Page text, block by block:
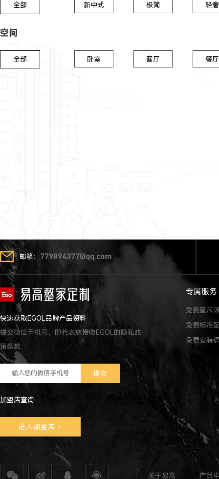
全部 新中式 极简 轻奢
空间
全部 卧室 客厅 餐厅
邮箱： 779894377@qq.com
快速获取EGOL品牌产品资料
提交微信手机号，即代表您接收EGOL的隐私政
策条款
加盟店查询
进入加盟店 >
专属服务
免费量尺
免费标准
免费安装
关于易高 产品